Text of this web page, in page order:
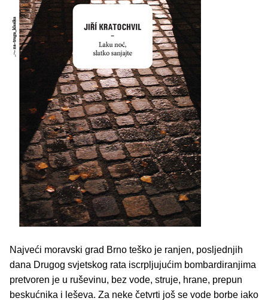
Najveći moravski grad Brno teško je ranjen, posljednjih
dana Drugog svjetskog rata iscrpljujućim bombardiranjima
pretvoren je u ruševinu, bez vode, struje, hrane, prepun
beskućnika i leševa. Za neke četvrti još se vode borbe iako